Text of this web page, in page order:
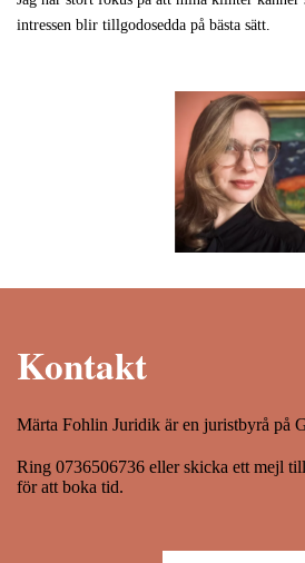
intressen blir tillgodosedda på bästa sätt.
Kontakt
Märta Fohlin Juridik är en juristbyrå på
Ring 0736506736 eller skicka ett mejl
för att boka tid.